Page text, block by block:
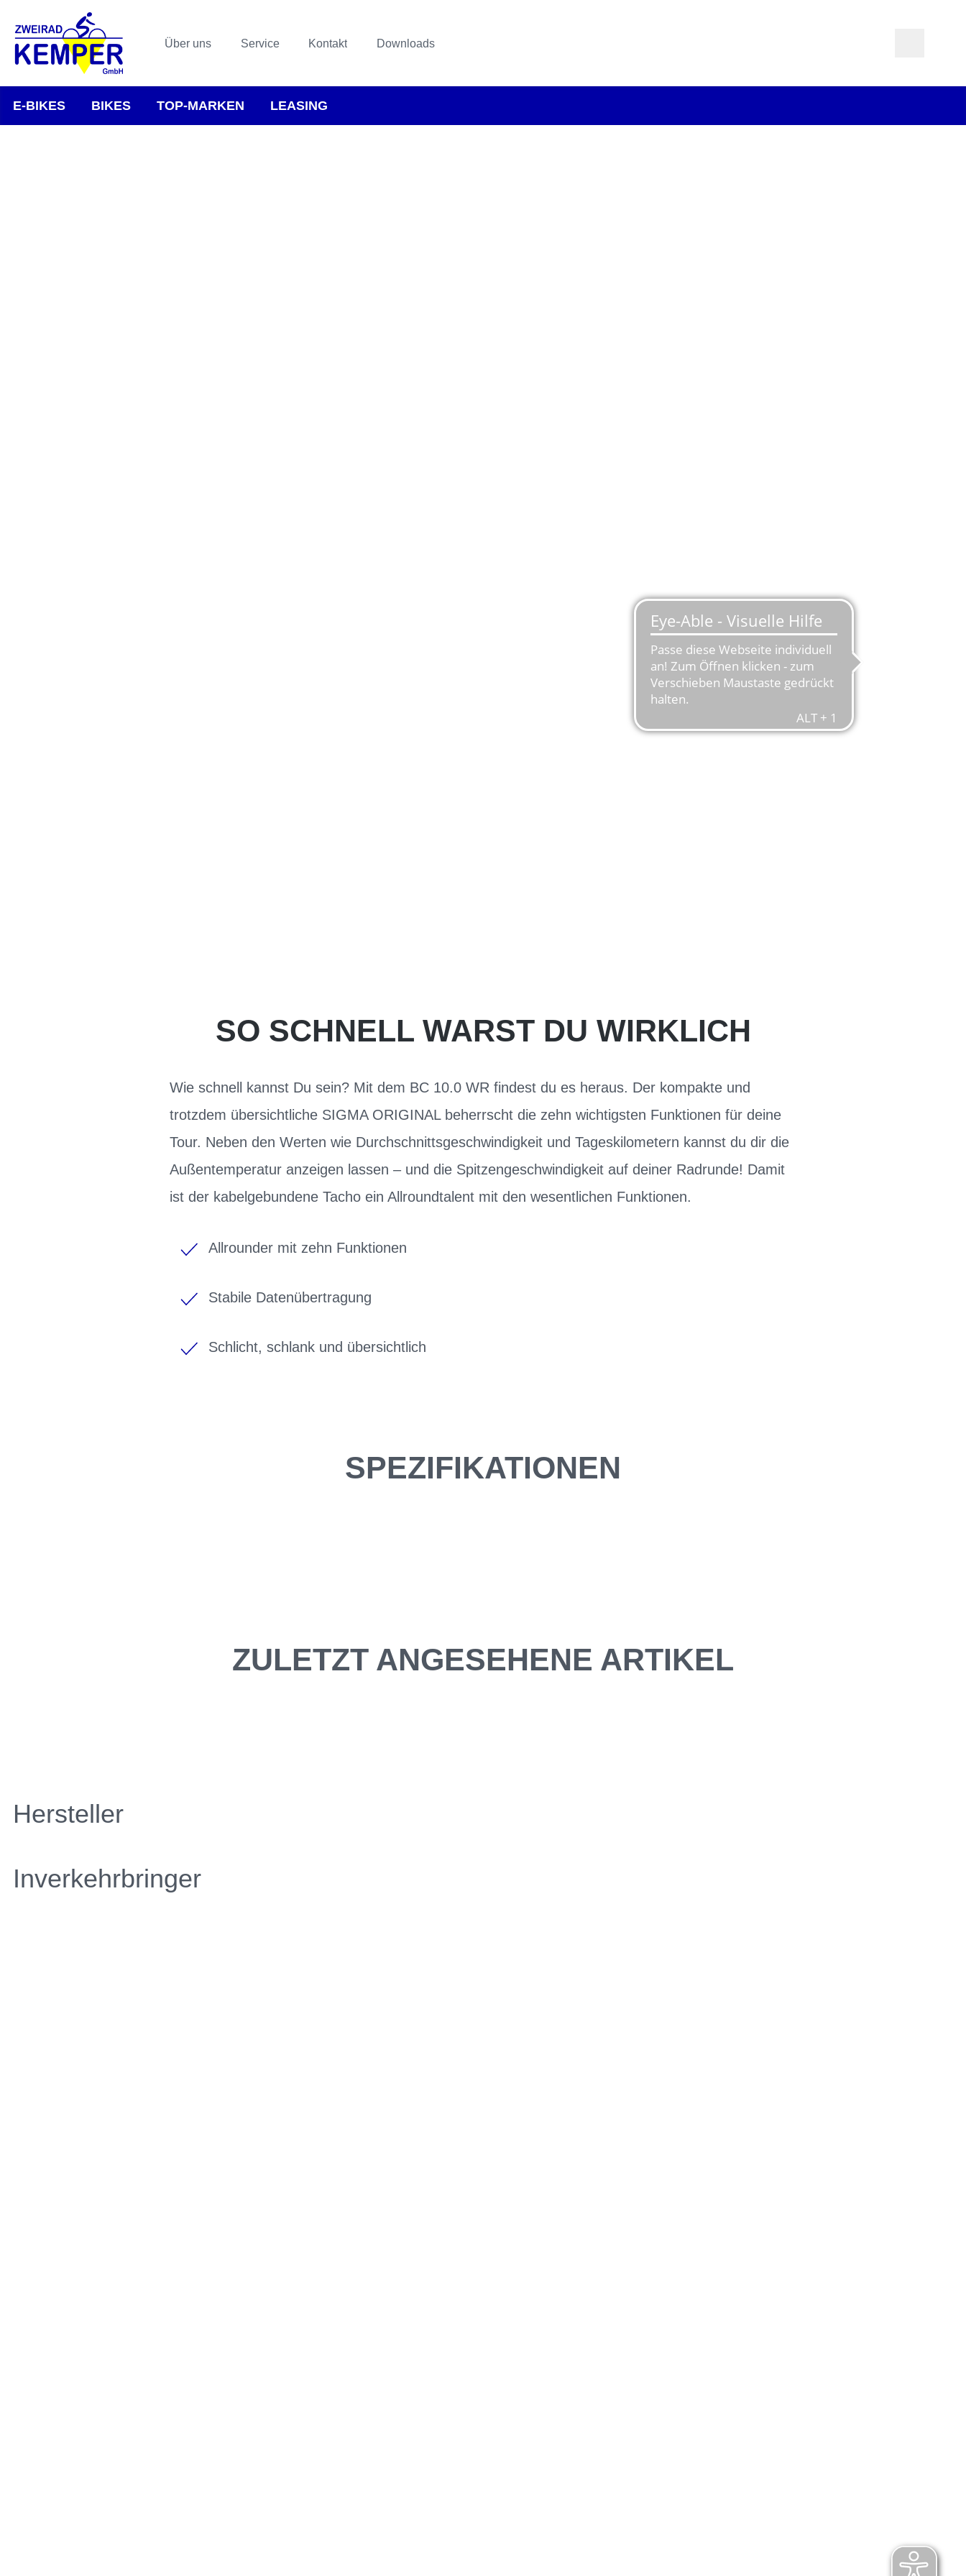
Über uns Service Kontakt Downloads
E-BIKES BIKES TOP-MARKEN LEASING
SO SCHNELL WARST DU WIRKLICH
Wie schnell kannst Du sein? Mit dem BC 10.0 WR findest du es heraus. Der kompakte und
trotzdem übersichtliche SIGMA ORIGINAL beherrscht die zehn wichtigsten Funktionen für deine
Tour. Neben den Werten wie Durchschnittsgeschwindigkeit und Tageskilometern kannst du dir die
Außentemperatur anzeigen lassen – und die Spitzengeschwindigkeit auf deiner Radrunde! Damit
ist der kabelgebundene Tacho ein Allroundtalent mit den wesentlichen Funktionen.
Allrounder mit zehn Funktionen
Stabile Datenübertragung
Schlicht, schlank und übersichtlich
SPEZIFIKATIONEN
ZULETZT ANGESEHENE ARTIKEL
Hersteller
Inverkehrbringer